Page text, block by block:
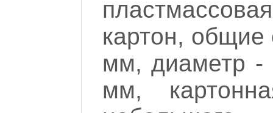
картон,
мм, диаметр -
мм,